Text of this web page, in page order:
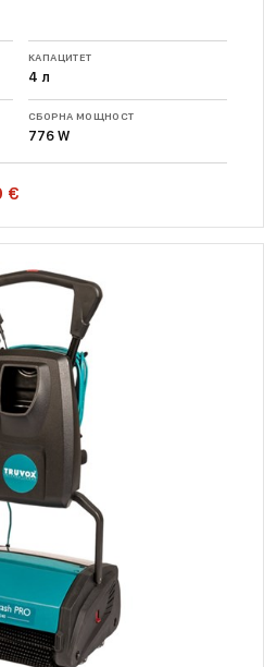
КАПАЦИТЕТ
4 л
СБОРНА МОЩНОСТ
776 W
€